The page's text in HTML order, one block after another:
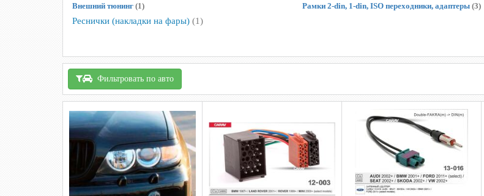
Внешний тюнинг (1)
Реснички (накладки на фары) (1)
Рамки 2-din, 1-din, ISO переходники, адаптеры (3)
Фильтровать по авто